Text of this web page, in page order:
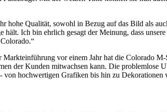
Qualität, sowohl in Bezug auf das Bild als
Ich bin ehrlich gesagt der Meinung, dass
vor einem Jahr hat die Colorado
der Kunden mitwachsen kann. Die problemlose
hochwertigen Grafiken bis hin zu Dekorationen